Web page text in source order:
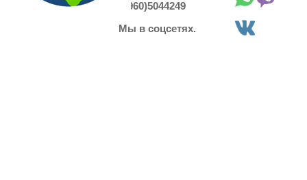
8(960)5044249
Мы в соцсетях.